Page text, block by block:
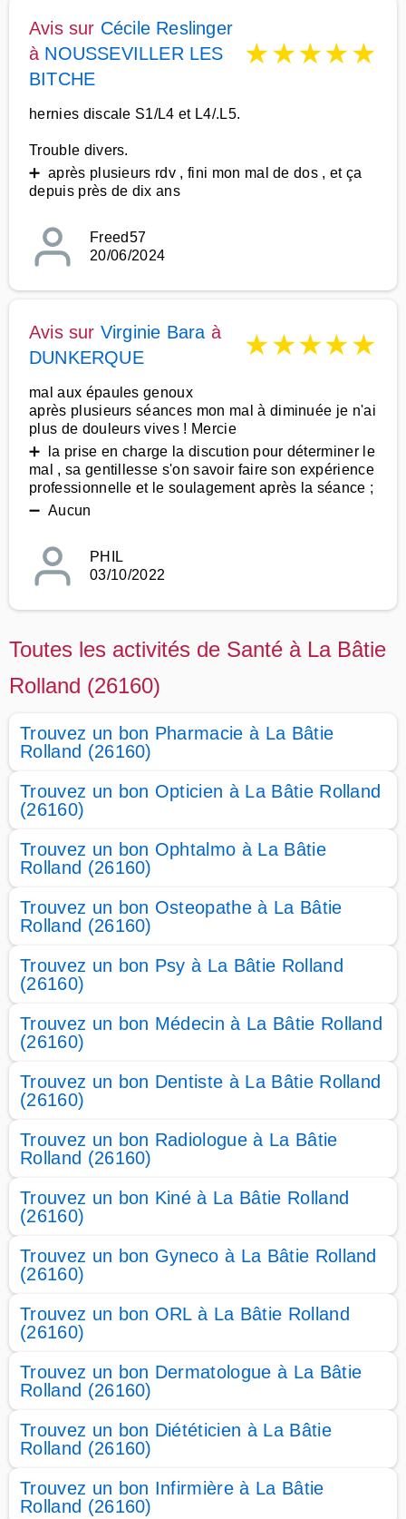
Avis sur Cécile Reslinger
à NOUSSEVILLER LES
BITCHE
★★★★★
hernies discale S1/L4 et L4/.L5.
Trouble divers.
➕ après plusieurs rdv , fini mon mal de dos , et ça
depuis près de dix ans
Freed57
20/06/2024
Avis sur Virginie Bara à
DUNKERQUE
★★★★★
mal aux épaules genoux
après plusieurs séances mon mal à diminuée je n'ai
plus de douleurs vives ! Mercie
➕ la prise en charge la discution pour déterminer le
mal , sa gentillesse s'on savoir faire son expérience
professionnelle et le soulagement après la séance ;
➖ Aucun
PHIL
03/10/2022
Toutes les activités de Santé à La Bâtie
Rolland (26160)
Trouvez un bon Pharmacie à La Bâtie
Rolland (26160)
Trouvez un bon Opticien à La Bâtie Rolland
(26160)
Trouvez un bon Ophtalmo à La Bâtie
Rolland (26160)
Trouvez un bon Osteopathe à La Bâtie
Rolland (26160)
Trouvez un bon Psy à La Bâtie Rolland
(26160)
Trouvez un bon Médecin à La Bâtie Rolland
(26160)
Trouvez un bon Dentiste à La Bâtie Rolland
(26160)
Trouvez un bon Radiologue à La Bâtie
Rolland (26160)
Trouvez un bon Kiné à La Bâtie Rolland
(26160)
Trouvez un bon Gyneco à La Bâtie Rolland
(26160)
Trouvez un bon ORL à La Bâtie Rolland
(26160)
Trouvez un bon Dermatologue à La Bâtie
Rolland (26160)
Trouvez un bon Diététicien à La Bâtie
Rolland (26160)
Trouvez un bon Infirmière à La Bâtie
Rolland (26160)